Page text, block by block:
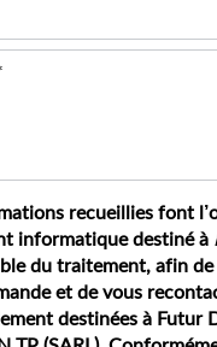
recueillies font
informatique destiné à
du traitement, afin
et de vous
destinées à Futur